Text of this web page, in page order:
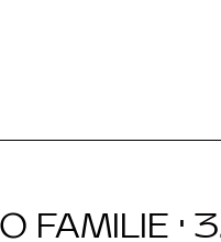
FAMILIE ·